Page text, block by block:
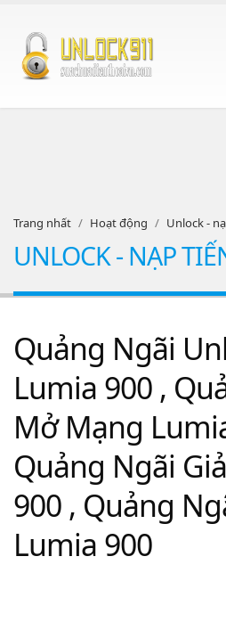
Trang nhất Hoạt động Unlock -
UNLOCK - NẠP
Quảng Ngãi
Lumia 900 ,
Mở Mạng
Quảng Ngãi
900 , Quảng
Lumia 900